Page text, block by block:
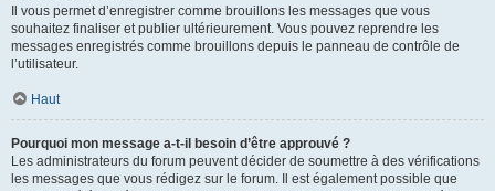
Il vous permet d’enregistrer comme brouillons les messages que vous
souhaitez finaliser et publier ultérieurement. Vous pouvez reprendre les
messages enregistrés comme brouillons depuis le panneau de contrôle de
l’utilisateur.
Haut
Pourquoi mon message a-t-il besoin d’être approuvé ?
Les administrateurs du forum peuvent décider de soumettre à des vérifications
les messages que vous rédigez sur le forum. Il est également possible que